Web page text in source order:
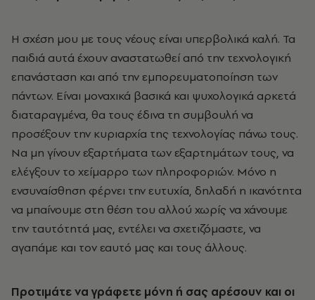
Η σχέση μου με τους νέους είναι υπερβολικά καλή. Τα
παιδιά αυτά έχουν αναστατωθεί από την τεχνολογική
επανάσταση και από την εμπορευματοποίηση των
πάντων. Είναι μοναχικά βασικά και ψυχολογικά αρκετά
διαταραγμένα, θα τους έδινα τη συμβουλή να
προσέξουν την κυριαρχία της τεχνολογίας πάνω τους.
Να μη γίνουν εξαρτήματα των εξαρτημάτων τους, να
ελέγξουν το χείμαρρο των πληροφοριών. Μόνο η
ενσυναίσθηση φέρνει την ευτυχία, δηλαδή η ικανότητα
να μπαίνουμε στη θέση του αλλού χωρίς να χάνουμε
την ταυτότητά μας, εντέλει να σχετιζόμαστε, να
αγαπάμε και τον εαυτό μας και τους άλλους.
Προτιμάτε να γράφετε μόνη ή σας αρέσουν και οι